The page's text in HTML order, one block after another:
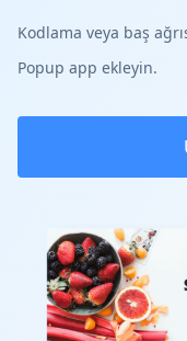
Kodlama veya baş
Popup app ekleyin.